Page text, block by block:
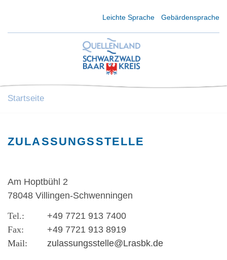
Leichte Sprache Gebärdensprache
Startseite
ZULASSUNGSSTELLE
Am Hoptbühl 2
78048 Villingen-Schwenningen
+49 7721 913 7400
+49 7721 913 8919
zulassungsstelle@Lrasbk.de